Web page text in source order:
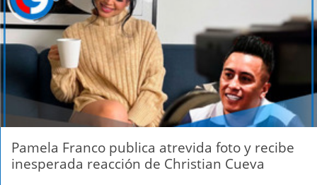
Pamela Franco publica atrevida foto y recibe
inesperada reacción de Christian Cueva